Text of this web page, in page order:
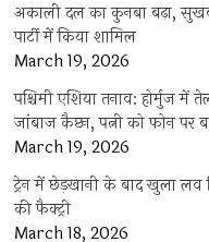
अकाली दल का कुनबा बढ़ा,
पार्टी में किया शामिल
March 19, 2026
पश्चिमी एशिया तनाव: होर्मुज
जांबाज कैप्टन, पत्नी को फोन पर
March 19, 2026
ट्रेन में छेड़खानी के बाद खुला
की फैक्ट्री
March 18, 2026